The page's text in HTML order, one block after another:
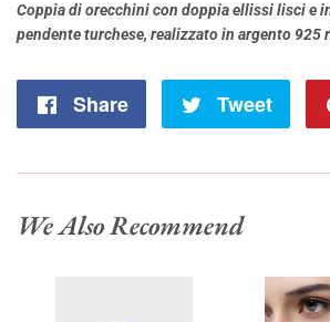
Coppia di orecchini con doppia ellissi lisci e
pendente turchese, realizzato in argento 925
Share
Share
Tweet
We Also Recommend